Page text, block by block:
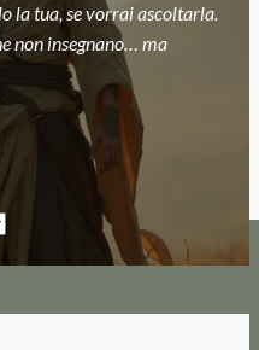
la tua, se vorrai ascoltarla.
non insegnano… ma